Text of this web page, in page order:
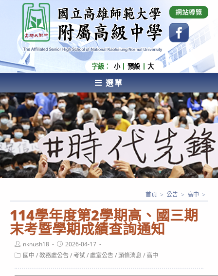
內
容
國立高雄師範大學附屬高級中學 Affiliated Senior
High School of National Kaohsiung Normal
University
字級： 小 預設 大
選單
AFFILIATED SENIOR HIGH SCHOOL OF NATIONAL
KAOHSIUNG NORMAL UNIVERSITY
114學年度第2學期高、國三期
末考暨學期成績查詢通知
首頁 > 公告 > 高中 >
Post
author:
nknush18
Post
published:
2026-04-17
Post國中 /教務處公告/考試/處室公告/頭條消息 /高中